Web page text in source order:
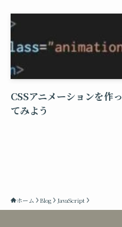
CSSアニメーションを作っ
てみよう
ホーム Blog JavaScript